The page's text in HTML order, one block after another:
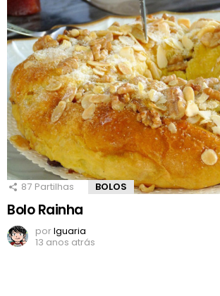
87 Partilhas BOLOS
Bolo Rainha
porIguaria
13 anos atrás